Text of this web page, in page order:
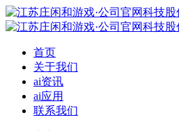
首页
关于我们
ai资讯
ai应用
联系我们